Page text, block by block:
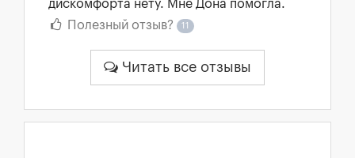
дискомфорта нету. Мне Дона помогла.
Полезный отзыв?
11
Читать все отзывы